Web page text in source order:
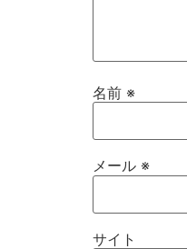
名前 ※
メール ※
サイト